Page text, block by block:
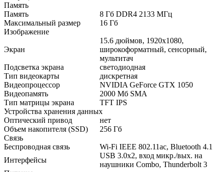
Память
Память
8 Гб DDR4 2133 МГц
Максимальный размер
16 Гб
Изображение
Экран
15.6 дюймов, 1920x1080,
широкоформатный, сенсорный,
мультитач
Подсветка экрана
светодиодная
Тип видеокарты
дискретная
Видеопроцессор
NVIDIA GeForce GTX 1050
Видеопамять
2000 Мб SMA
Тип матрицы экрана
TFT IPS
Устройства хранения данных
Оптический привод
нет
Объем накопителя (SSD)
256 Гб
Связь
Беспроводная связь
Wi-Fi IEEE 802.11ac, Bluetooth 4.1
Интерфейсы
USB 3.0x2, вход микр./вых. на
наушники Combo, Thunderbolt 3